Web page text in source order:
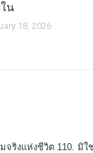
น
18, 2026
จริงแห่งชีวิต 110. มิใ